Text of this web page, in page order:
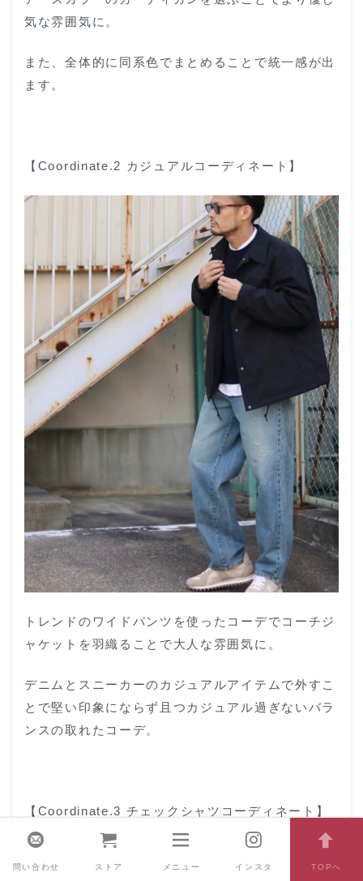
気な雰囲気に。
また、全体的に同系色でまとめることで統一感が出
ます。
【Coordinate.2 カジュアルコーディネート】
トレンドのワイドパンツを使ったコーデでコーチジ
ャケットを羽織ることで大人な雰囲気に。
デニムとスニーカーのカジュアルアイテムで外すこ
とで堅い印象にならず且つカジュアル過ぎないバラ
ンスの取れたコーデ。
【Coordinate.3 チェックシャツコーディネート】
問い合わせ ストア メニュー インスタ TOPへ